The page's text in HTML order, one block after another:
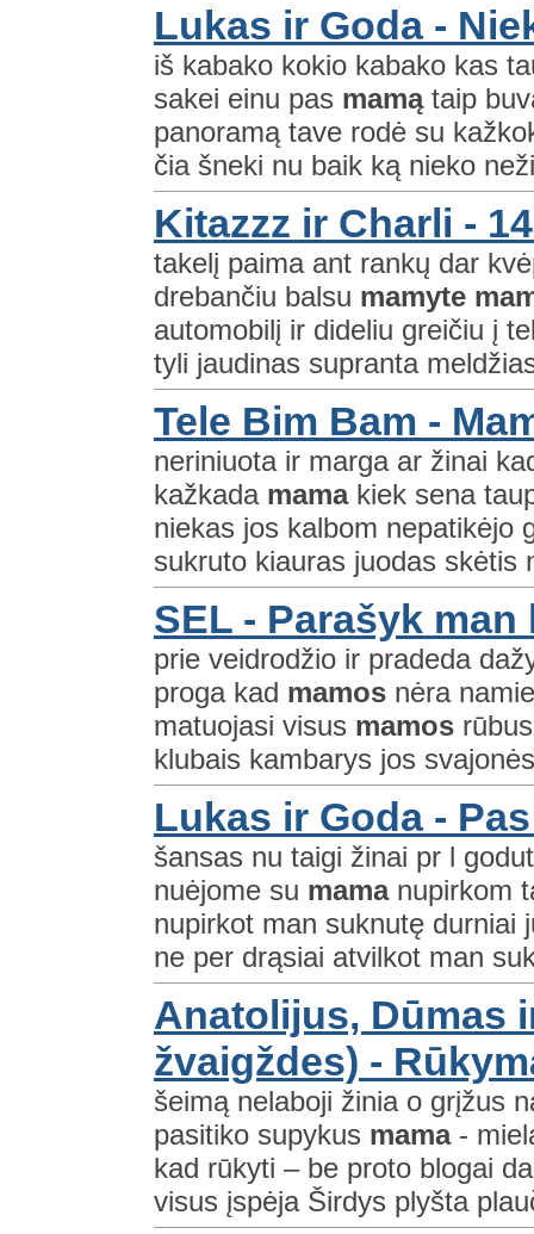
Lukas ir Goda -
iš kabako kokio kabako kas
sakei einu pas mamątaip
panoramą tave rodė su
čia šneki nu baik ką nieko
Kitazzz ir Charli -
takelį paima ant rankų dar
drebančiu balsu mamyte
automobilį ir dideliu greičiu į
tyli jaudinas supranta
Tele Bim Bam -
neriniuota ir marga ar žinai
kažkada mamakiek sena
niekas jos kalbom nepatikėjo
sukruto kiauras juodas skėtis
SEL - Parašyk
prie veidrodžio ir pradeda
proga kad mamos nėra
matuojasi visus mamos
klubais kambarys jos
Lukas ir Goda -
šansas nu taigi žinai pr l
nuėjome su mamanupirkom
nupirkot man suknutę durniai
ne per drąsiai atvilkot man
Anatolijus, Dūmas
žvaigždes) -
šeimą nelaboji žinia o grįžus
pasitiko supykus mama-
kad rūkyti – be proto blogai
visus įspėja Širdys plyšta